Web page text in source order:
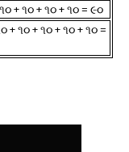
+ ૧૦ + ૧૦ + ૧૦ = ૯૦
+ ૧૦ + ૧૦ + ૧૦ + ૧૦ =